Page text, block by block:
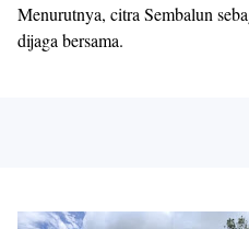
Menurutnya, citra Sembalun
dijaga bersama.